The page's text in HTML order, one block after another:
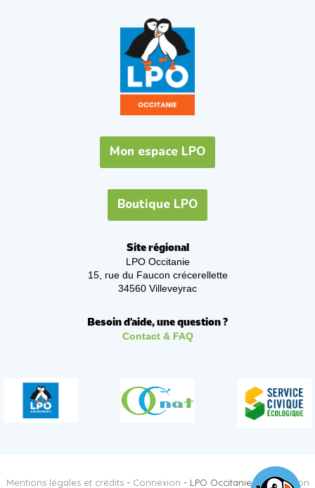
Mon espace LPO
Boutique LPO
Site régional
LPO Occitanie
15, rue du Faucon crécerellette
34560 Villeveyrac
Besoin d'aide, une question ?
Contact & FAQ
Mentions légales et crédits- Connexion - LPO Occitanie -Réalisation